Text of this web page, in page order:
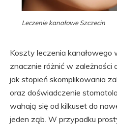
Leczenie kanałowe Szczecin
Koszty leczenia kanałowego
znacznie różnić w zależności
jak stopień skomplikowania
oraz doświadczenie
wahają się od kilkuset do
jeden ząb. W przypadku